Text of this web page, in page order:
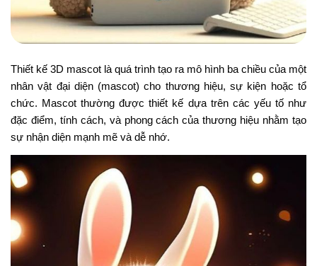
Thiết kế 3D mascot là quá trình tạo ra mô hình ba chiều của một
nhân vật đại diện (mascot) cho thương hiệu, sự kiện hoặc tổ
chức. Mascot thường được thiết kế dựa trên các yếu tố như
đặc điểm, tính cách, và phong cách của thương hiệu nhằm tạo
sự nhận diện mạnh mẽ và dễ nhớ.